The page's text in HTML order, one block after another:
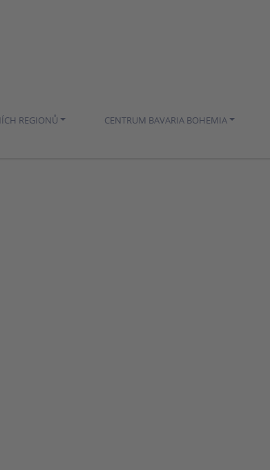
REGIONŮ CENTRUM BAVARIA BOHEMIA